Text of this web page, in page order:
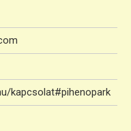
kapcsolat#pihenopark